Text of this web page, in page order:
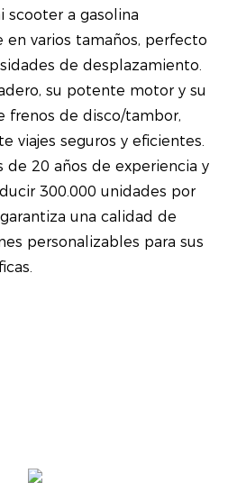
scooter a gasolina
en varios tamaños, perfecto
de desplazamiento.
su potente motor y su
frenos de disco/tambor,
viajes seguros y eficientes.
de 20 años de experiencia y
300.000 unidades por
una calidad de
personalizables para sus